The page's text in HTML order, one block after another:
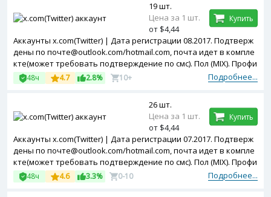
Аккаунты x.com(Twitter) | Дата регистрации 08.2017. Подтверж
дены по почте@outlook.com/hotmail.com, почта идет в компле
кте(может требовать подтверждение по смс). Пол (MIX). Профи
ль частично заполнен. Двухфакторная авторизация включен
а. Token в комплекте. Зарегистрированы с MIX ip
Подробнее...
48ч 4.7 2.8% 10+
19 шт.
Цена за 1 шт.
от $4,44
Купить
Аккаунты x.com(Twitter) | Дата регистрации 07.2017. Подтверж
дены по почте@outlook.com/hotmail.com, почта идет в компле
кте(может требовать подтверждение по смс). Пол (MIX). Профи
ль частично заполнен. Двухфакторная авторизация включен
а. Token в комплекте. Зарегистрированы с MIX ip
Подробнее...
48ч 4.6 3.3% 0-10
26 шт.
Цена за 1 шт.
от $4,44
Купить